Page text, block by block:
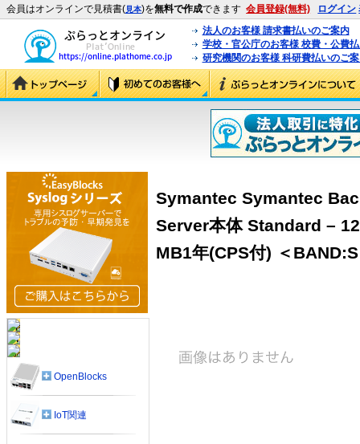
会員はオンラインで見積書(見本)を無料で作成できます 会員登録(無料) ログイン
法人のお客様 請求書払いのご案内
学校・官公庁のお客様 校費・公費
研究機関のお客様 科研費払いのご
Symantec Symantec
Server本体 Standard –
MB1年(CPS付) ＜
OpenBlocks
IoT関連